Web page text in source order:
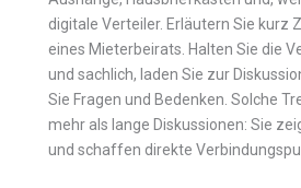
digitale Verteiler. Erläutern Sie kurz
eines Mieterbeirats. Halten Sie die
und sachlich, laden Sie zur
Sie Fragen und Bedenken. Solche
mehr als lange Diskussionen: Sie
und schaffen direkte